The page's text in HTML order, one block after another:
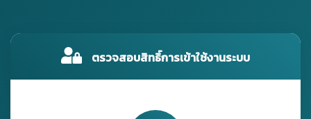
ตรวจสอบสิทธิ์การเข้าใช้งานระบบ